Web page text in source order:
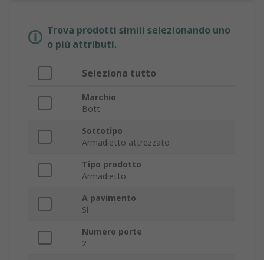
Trova prodotti simili selezionando uno
o più attributi.
Seleziona tutto
Marchio
Bott
Sottotipo
Armadietto attrezzato
Tipo prodotto
Armadietto
A pavimento
Sì
Numero porte
2